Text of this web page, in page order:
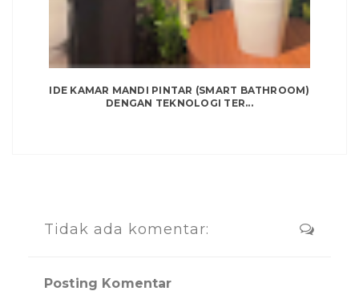
IDE KAMAR MANDI PINTAR (SMART BATHROOM)
DENGAN TEKNOLOGI TER...
Tidak ada komentar:
Posting Komentar